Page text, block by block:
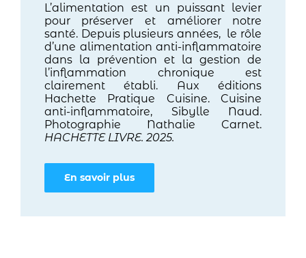
L’alimentation est un puissant levier
pour préserver et améliorer notre
santé. Depuis plusieurs années, le rôle
d’une alimentation anti-inflammatoire
dans la prévention et la gestion de
l’inflammation chronique est
clairement établi. Aux éditions
Hachette Pratique Cuisine. Cuisine
anti-inflammatoire, Sibylle Naud.
Photographie Nathalie Carnet.
HACHETTE LIVRE. 2025.
En savoir plus